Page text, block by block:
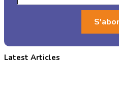
Latest Articles